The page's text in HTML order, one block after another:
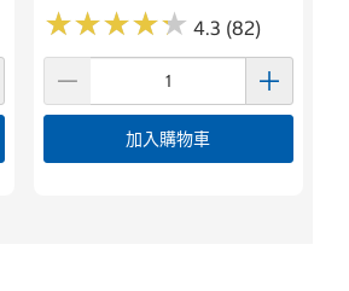
★★★★★
★★★★★ 4.3 (82)
加入購物車